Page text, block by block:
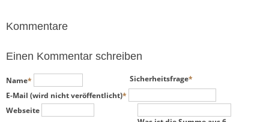
Kommentare
Einen Kommentar schreiben
Pflichtfeld
Name*
Pflichtfeld
E-Mail (wird nicht veröffentlicht)*
Webseite
Pflichtfeld
Sicherheitsfrage*